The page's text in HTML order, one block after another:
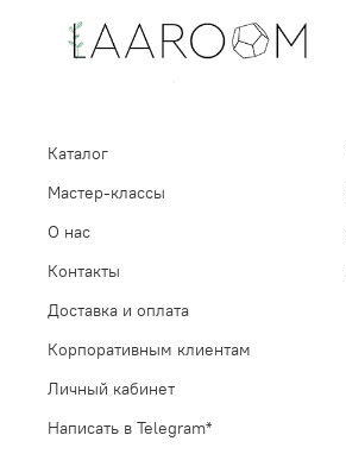
Каталог
Мастер-классы
О нас
Контакты
Доставка и оплата
Корпоративным клиентам
Личный кабинет
Написать в Telegram*